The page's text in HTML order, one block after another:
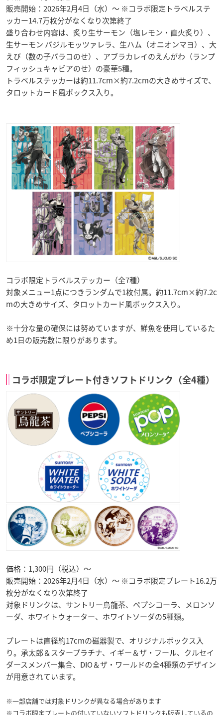
販売開始：2026年2月4日（水）～ ※コラボ限定トラベルステ
ッカー14.7万枚分がなくなり次第終了
盛り合わせ内容は、炙り生サーモン（塩レモン・直火炙り）、
生サーモン バジルモッツァレラ、生ハム（オニオンマヨ）、大
えび（数の子バラコのせ）、アブラカレイのえんがわ（ランプ
フィッシュキャビアのせ）の豪華5種。
トラベルステッカーは約11.7cm×約7.2cmの大きめサイズで、
タロットカード風ボックス入り。
コラボ限定トラベルステッカー（全7種）
対象メニュー1点につきランダムで1枚付属。約11.7cm×約7.2c
mの大きめサイズ、タロットカード風ボックス入り。
※十分な量の確保には努めていますが、鮮魚を使用しているた
め1日の販売数に限りがあります。
コラボ限定プレート付きソフトドリンク（全4種）
価格：1,300円（税込）～
販売開始：2026年2月4日（水）～ ※コラボ限定プレート16.2万
枚分がなくなり次第終了
対象ドリンクは、サントリー烏龍茶、ペプシコーラ、メロンソ
ーダ、ホワイトウォーター、ホワイトソーダの5種類。
プレートは直径約17cmの磁器製で、オリジナルボックス入
り。承太郎＆スタープラチナ、イギー＆ザ・フール、クルセイ
ダースメンバー集合、DIO＆ザ・ワールドの全4種類のデザイン
が用意されています。
※一部店舗では対象ドリンクが異なる場合があります
※コラボ限定プレートの付いていないソフトドリンクも販売しているの